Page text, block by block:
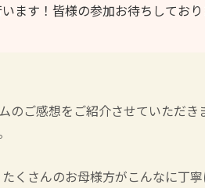
ます！皆様の参加お待ちしており
ご感想をご紹介させていただき
くさんのお母様方がこんなに丁